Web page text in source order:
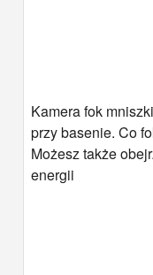
Kamera fok
przy basenie. Co
Możesz także
energii